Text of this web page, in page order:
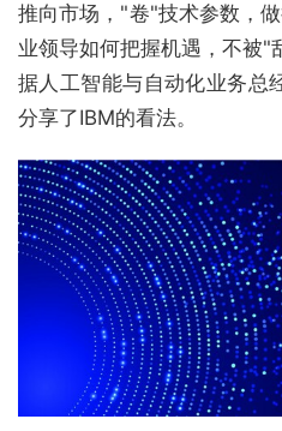
推向市场，"卷"技术参数，
业领导如何把握机遇，不被"
据人工智能与自动化业务总
分享了IBM的看法。